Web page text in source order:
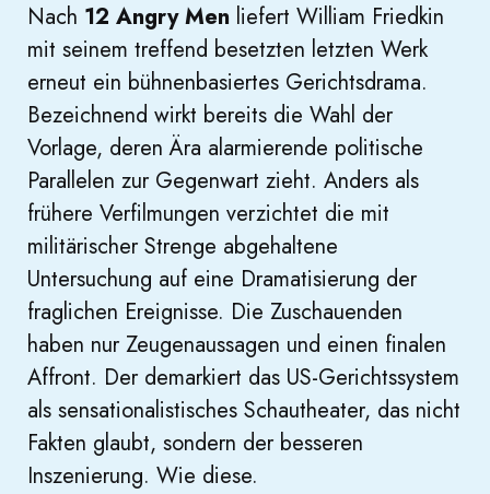
Nach 12 Angry Men liefert William Friedkin
mit seinem treffend besetzten letzten Werk
erneut ein bühnenbasiertes Gerichtsdrama.
Bezeichnend wirkt bereits die Wahl der
Vorlage, deren Ära alarmierende politische
Parallelen zur Gegenwart zieht. Anders als
frühere Verfilmungen verzichtet die mit
militärischer Strenge abgehaltene
Untersuchung auf eine Dramatisierung der
fraglichen Ereignisse. Die Zuschauenden
haben nur Zeugenaussagen und einen finalen
Affront. Der demarkiert das US-Gerichtssystem
als sensationalistisches Schautheater, das nicht
Fakten glaubt, sondern der besseren
Inszenierung. Wie diese.